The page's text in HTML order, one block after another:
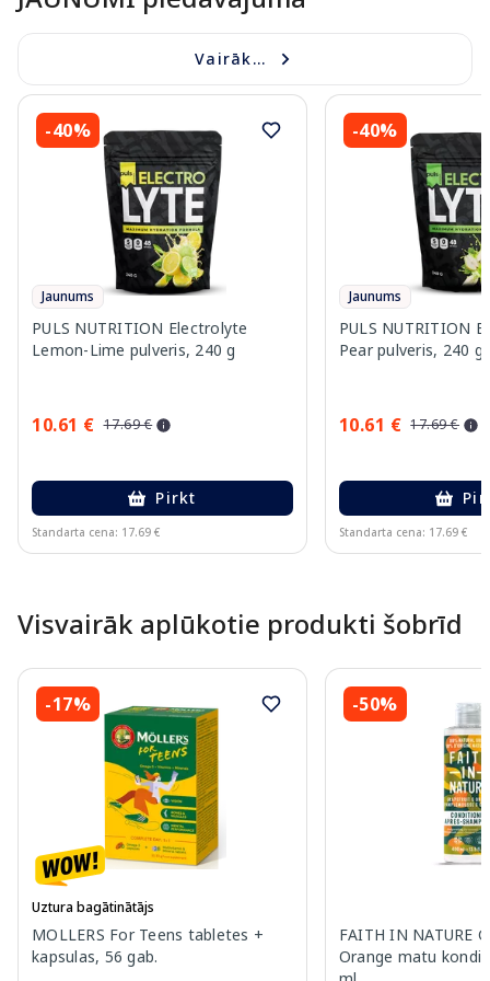
Vairāk...
-40%
Jaunums
PULS NUTRITION Electrolyte
Lemon-Lime pulveris, 240 g
10.61 € 17.69 €
Pirkt
Standarta cena: 17.69 €
-40%
Jaunums
PULS NUTRITION
Pear pulveris, 240 g
10.61 € 17.69 €
Standarta cena: 17.69 €
Visvairāk aplūkotie produkti šobrīd
-17%
Uztura bagātinātājs
MOLLERS For Teens tabletes +
kapsulas, 56 gab.
-50%
FAITH IN NATURE
Orange matu